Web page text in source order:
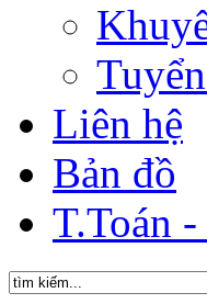
Liên hệ
Bản đồ
T.Toán